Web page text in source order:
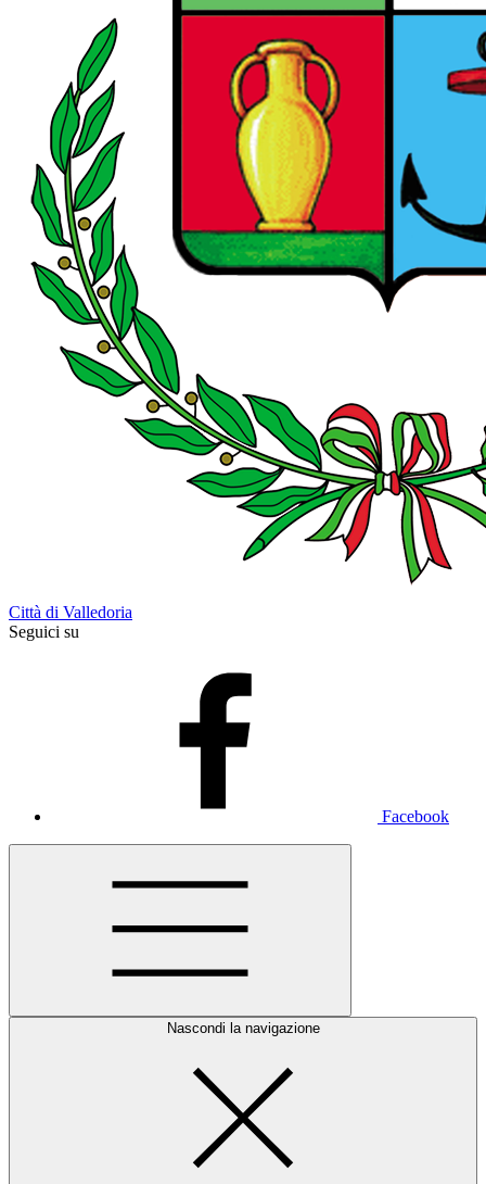
Città di Valledoria
Seguici su
Facebook
Nascondi la navigazione